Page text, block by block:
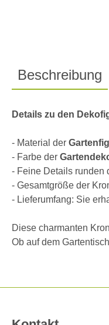
Beschreibung
Details zu den
- Material der
- Farbe der
- Feine Details runden
- Gesamtgröße der
- Lieferumfang: Sie
Diese charmanten
Ob auf dem